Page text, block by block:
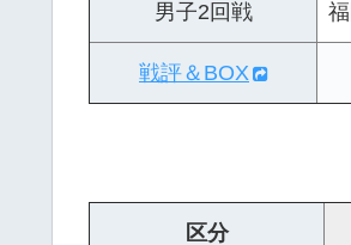
男子2回戦
戦評＆BOX
区分